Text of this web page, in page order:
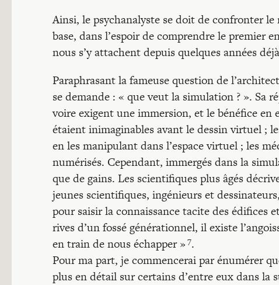
Ainsi, le psychanalyste se doit de confronter
base, dans l’espoir de comprendre le premier
nous s’y attachent depuis quelques années déjà
Paraphrasant la fameuse question de
se demande : « que veut la simulation ? ». Sa
voire exigent une immersion, et le bénéfice
étaient inimaginables avant le dessin virtuel ;
en les manipulant dans l’espace virtuel ; les
numérisés. Cependant, immergés dans la
que de gains. Les scientifiques plus âgés
jeunes scientifiques, ingénieurs et
pour saisir la connaissance tacite des édifices
rives d’un fossé générationnel, il existe
en train de nous échapper » 7.
Pour ma part, je commencerai par énumérer
plus en détail sur certains d’entre eux dans la